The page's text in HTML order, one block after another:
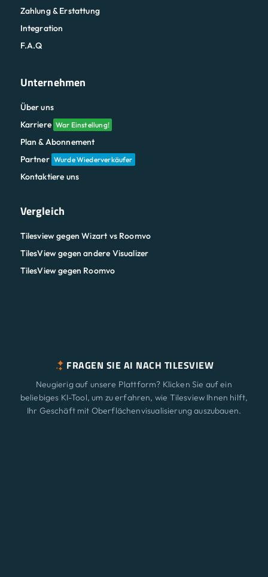
Zahlung & Erstattung
Integration
F.A.Q
Unternehmen
Über uns
Karriere War Einstellung!
Plan & Abonnement
Partner Wurde Wiederverkäufer
Kontaktiere uns
Vergleich
Tilesview gegen Wizart vs Roomvo
TilesView gegen andere Visualizer
TilesView gegen Roomvo
FRAGEN SIE AI NACH TILESVIEW
Neugierig auf unsere Plattform? Klicken Sie auf ein
beliebiges KI-Tool, um zu erfahren, wie Tilesview Ihnen hilft,
Ihr Geschäft mit Oberflächenvisualisierung auszubauen.